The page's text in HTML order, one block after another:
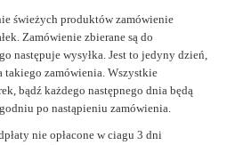
świeżych produktów zamówienie
Zamówienie zbierane są do
następuje wysyłka. Jest to jedyny dzień,
zamówienia. Wszystkie
bądź każdego następnego dnia będą
po nastąpieniu zamówienia.
nie opłacone w ciagu 3 dni